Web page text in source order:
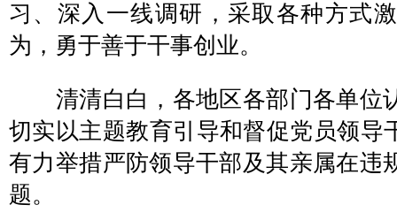
习、深入一线调研，采取各种方式
为，勇于善于干事创业。
清清白白，各地区各部门各单位
切实以主题教育引导和督促党员领导
有力举措严防领导干部及其亲属在违
题。